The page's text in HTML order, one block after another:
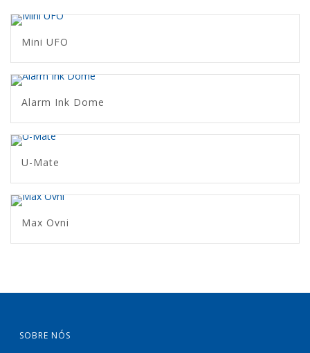
Mini UFO
Alarm Ink Dome
U-Mate
Max Ovni
SOBRE NÓS